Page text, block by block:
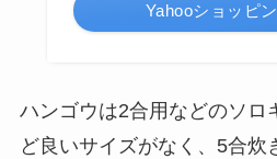
Yahooショッピ
ハンゴウは2合用などのソロ
ど良いサイズがなく、5合炊